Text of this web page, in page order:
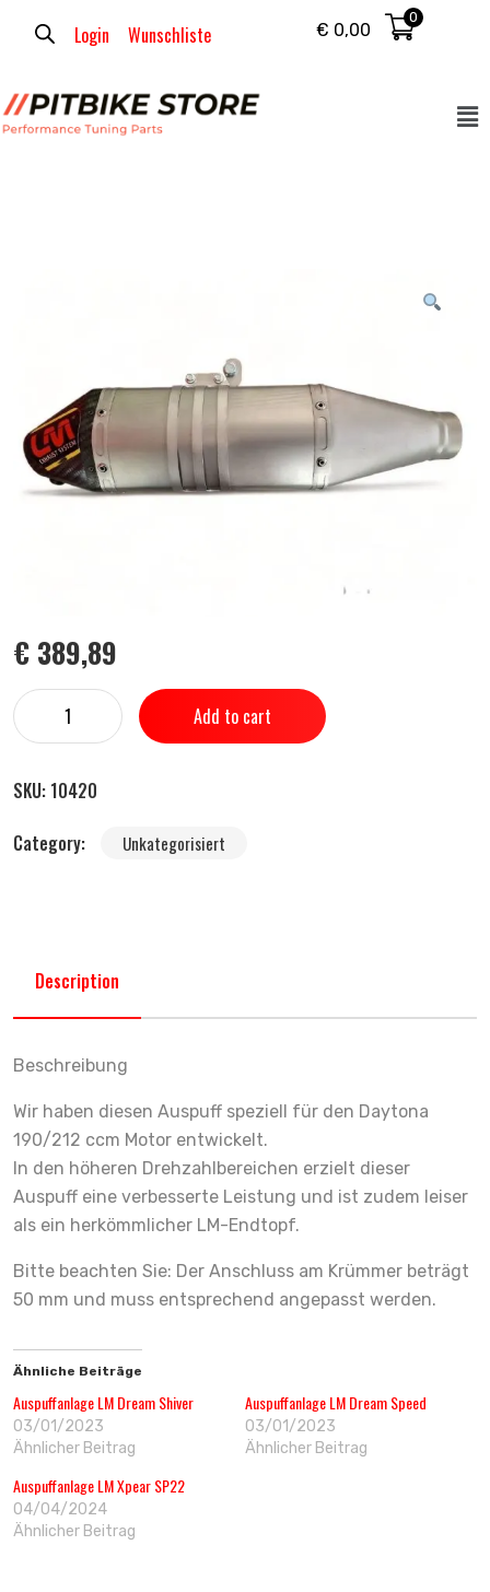
Login Wunschliste € 0,00
0
€ 389,89
Add to cart
SKU: 10420
Category:
Unkategorisiert
Description
Beschreibung
Wir haben diesen Auspuff speziell für den Daytona
190/212 ccm Motor entwickelt.
In den höheren Drehzahlbereichen erzielt dieser
Auspuff eine verbesserte Leistung und ist zudem leiser
als ein herkömmlicher LM-Endtopf.
Bitte beachten Sie: Der Anschluss am Krümmer beträgt
50 mm und muss entsprechend angepasst werden.
Ähnliche Beiträge
Auspuffanlage LM Dream Shiver
03/01/2023
Ähnlicher Beitrag
Auspuffanlage LM Dream Speed
03/01/2023
Ähnlicher Beitrag
Auspuffanlage LM Xpear SP22
04/04/2024
Ähnlicher Beitrag